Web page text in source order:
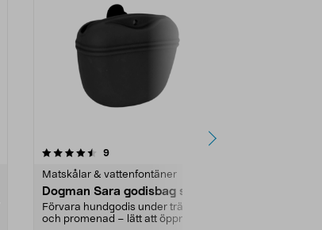
9recensioner
Matskålar & vattenfontäner
Dogman Sara godisbag svart
Förvara hundgodis under träning
och promenad – lätt att öppna.
0.0 av 5 stjärnor